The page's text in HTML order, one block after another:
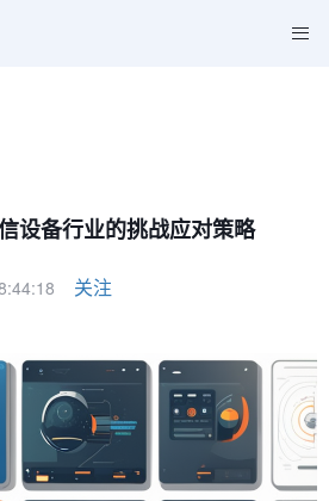
设备行业的挑战应对策略
关注